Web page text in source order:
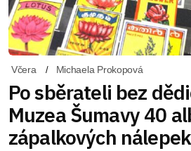
Včera Michaela Prokopová
Po sběrateli bez
Muzea Šumavy 40
zápalkových